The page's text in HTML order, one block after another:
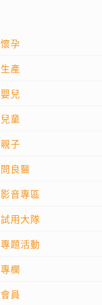
懷孕
生產
嬰兒
兒童
親子
問良醫
影音專區
試用大隊
專題活動
專欄
會員